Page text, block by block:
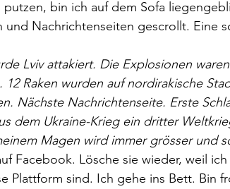
putzen, bin ich auf dem Sofa
und Nachrichtenseiten gescrollt. Eine
Lviv attakiert. Die Explosionen
Raken wurden auf nordirakische
Nächste Nachrichtenseite. Erste
dem Ukraine-Krieg ein dritter
Magen wird immer grösser und
Facebook. Lösche sie wieder, weil
Plattform sind. Ich gehe ins Bett. Bin